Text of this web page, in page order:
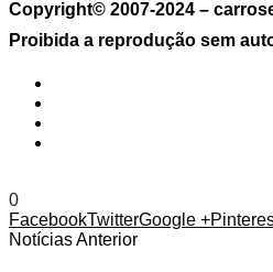
Copyright© 2007-2024 –
Proibida a reprodução sem
0
FacebookTwitterGoogle +
Notícias Anterior